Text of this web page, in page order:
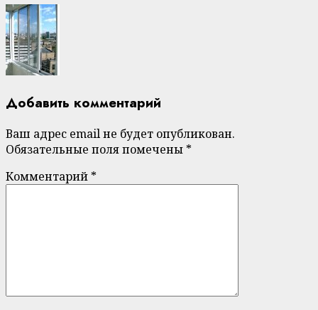
Добавить комментарий
Ваш адрес email не будет опубликован.
Обязательные поля помечены *
Комментарий *